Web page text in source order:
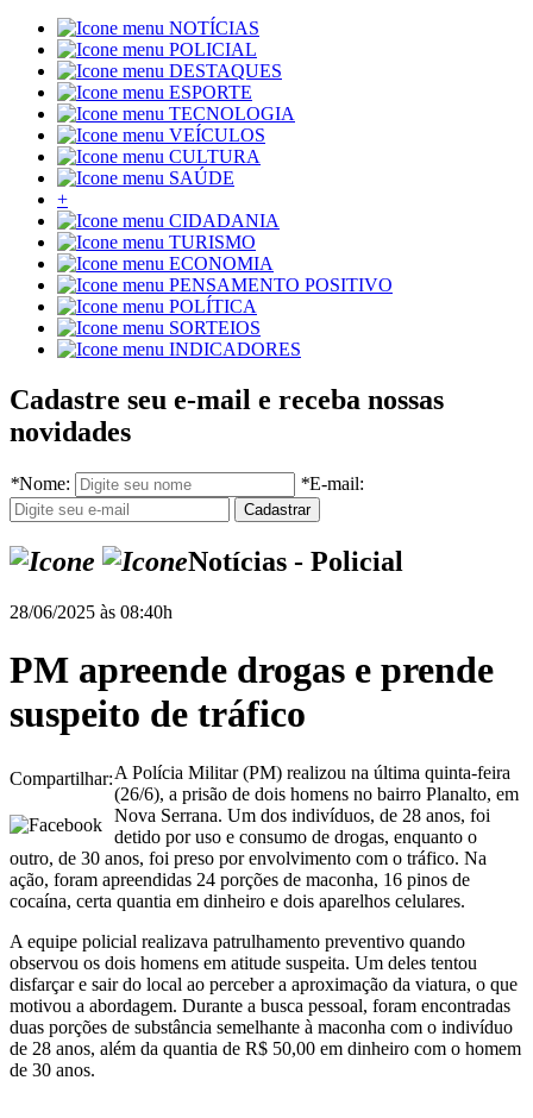
NOTÍCIAS
POLICIAL
DESTAQUES
ESPORTE
TECNOLOGIA
VEÍCULOS
CULTURA
SAÚDE
+
CIDADANIA
TURISMO
ECONOMIA
PENSAMENTO POSITIVO
POLÍTICA
SORTEIOS
INDICADORES
Cadastre seu e-mail e receba nossas
novidades
*Nome: *E-mail:
Notícias - Policial
28/06/2025 às 08:40h
PM apreende drogas e prende
suspeito de tráfico
Compartilhar:A Polícia Militar (PM) realizou na última quinta-feira
(26/6), a prisão de dois homens no bairro Planalto, em
Nova Serrana. Um dos indivíduos, de 28 anos, foi
detido por uso e consumo de drogas, enquanto o
outro, de 30 anos, foi preso por envolvimento com o tráfico. Na
ação, foram apreendidas 24 porções de maconha, 16 pinos de
cocaína, certa quantia em dinheiro e dois aparelhos celulares.
A equipe policial realizava patrulhamento preventivo quando
observou os dois homens em atitude suspeita. Um deles tentou
disfarçar e sair do local ao perceber a aproximação da viatura, o que
motivou a abordagem. Durante a busca pessoal, foram encontradas
duas porções de substância semelhante à maconha com o indivíduo
de 28 anos, além da quantia de R$ 50,00 em dinheiro com o homem
de 30 anos.